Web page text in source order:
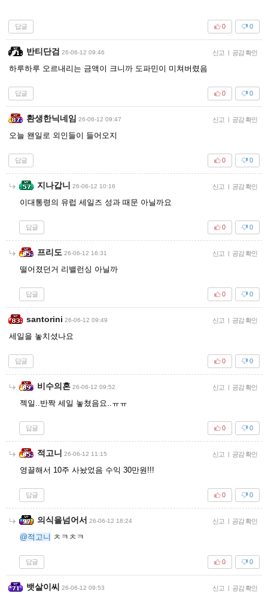
답글 0
0
반티단검 26-06-12 09:46 신고 | 공감 확인
하루하루 오르내리는 금액이 크니까 도파민이 미쳐버렸음
답글 0
0
환생한닉네임 26-06-12 09:47 신고 | 공감 확인
오늘 왠일로 외인들이 들어오지
답글 0
0
지나갑니 26-06-12 10:16 신고 | 공감 확인
이대통령의 유럽 세일즈 성과 때문 아닐까요
답글 0
0
프리도 26-06-12 16:31 신고 | 공감 확인
떨어졌던거 리밸런싱 아닐까
답글 0
0
santorini 26-06-12 09:49 신고 | 공감 확인
세일을 놓치셨나요
답글 0
0
비수의혼 26-06-12 09:52 신고 | 공감 확인
젝일..반짝 세일 놓쳤음요..ㅠㅠ
답글 0
0
적고니 26-06-12 11:15 신고 | 공감 확인
영끌해서 10주 사놨었음 수익 30만원!!!
답글 0
0
의식을넘어서 26-06-12 18:24 신고 | 공감 확인
@적고니 ㅊㅋㅊㅋ
답글 0
0
뱃살이씨 26-06-12 09:53 신고 | 공감 확인